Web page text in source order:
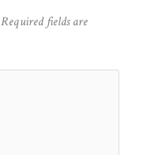
Required fields are